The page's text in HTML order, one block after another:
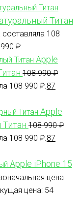
Титан
108
₽.
Apple
108 990₽
108 990 ₽. 87
Apple
108 990₽
108 990 ₽. 87
Apple iPhone 15
цена
цена: 54